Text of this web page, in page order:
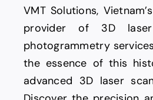
VMT Solutions,
provider of 3D
photogrammetry
the essence of this
advanced 3D laser